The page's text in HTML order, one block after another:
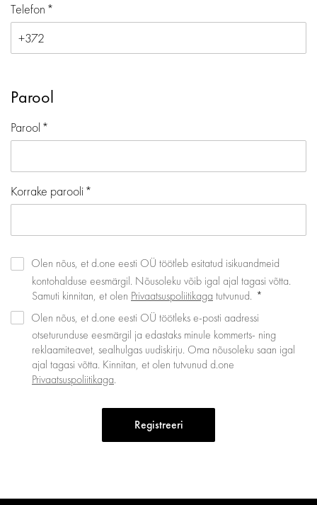
Telefon
Parool
Parool
Korrake parooli
Olen nõus, et d.one eesti OÜ töötleb esitatud isikuandmeid
kontohalduse eesmärgil. Nõusoleku võib igal ajal tagasi võtta.
Samuti kinnitan, et olen Privaatsuspoliitikaga tutvunud.
Olen nõus, et d.one eesti OÜ töötleks e-posti aadressi
otseturunduse eesmärgil ja edastaks minule kommerts- ning
reklaamiteavet, sealhulgas uudiskirju. Oma nõusoleku saan igal
ajal tagasi võtta. Kinnitan, et olen tutvunud d.one
Privaatsuspoliitikaga.
Registreeri